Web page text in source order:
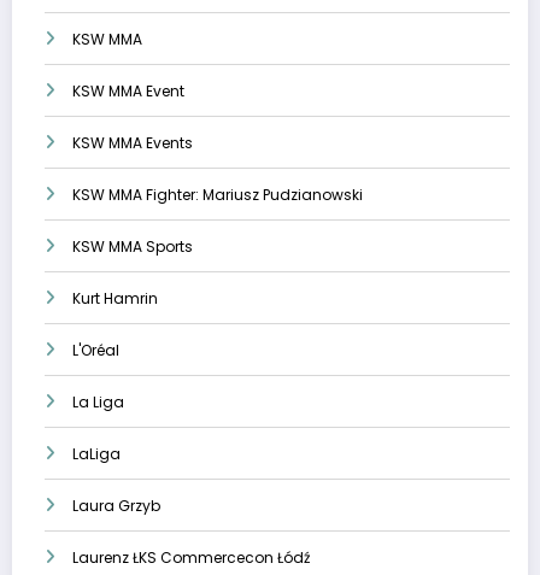
KSW MMA
KSW MMA Event
KSW MMA Events
KSW MMA Fighter: Mariusz Pudzianowski
KSW MMA Sports
Kurt Hamrin
L'Oréal
La Liga
LaLiga
Laura Grzyb
Laurenz ŁKS Commercecon Łódź